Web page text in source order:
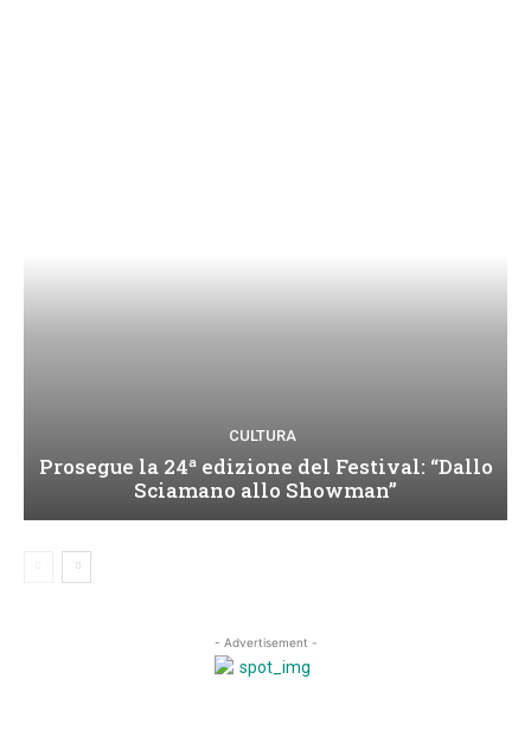
CULTURA
Prosegue la 24ª edizione del Festival: “Dallo
Sciamano allo Showman”
- Advertisement -